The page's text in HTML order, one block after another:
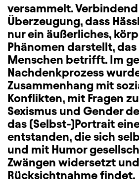
versammelt.
Überzeugung, dass
nur ein äußerliches,
Phänomen darstellt,
Menschen betrifft. Im
Nachdenkprozess
Zusammenhang mit
Konflikten, mit Fragen
Sexismus und Gender
das (Selbst-)Portrait
entstanden, die sich
und mit Humor
Zwängen widersetzt
Rücksichtnahme findet.